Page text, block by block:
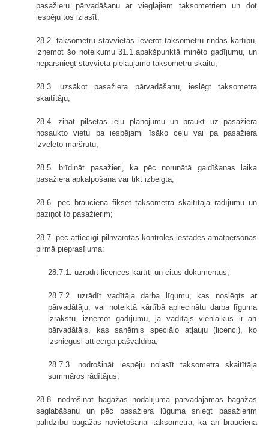
pasažieru pārvadāšanu ar vieglajiem taksometriem un dot
iespēju tos izlasīt;
28.2. taksometru stāvvietās ievērot taksometru rindas kārtību,
izņemot šo noteikumu 31.1.apakšpunktā minēto gadījumu, un
nepārsniegt stāvvietā pieļaujamo taksometru skaitu;
28.3. uzsākot pasažiera pārvadāšanu, ieslēgt taksometra
skaitītāju;
28.4. zināt pilsētas ielu plānojumu un braukt uz pasažiera
nosaukto vietu pa iespējami īsāko ceļu vai pa pasažiera
izvēlēto maršrutu;
28.5. brīdināt pasažieri, ka pēc norunātā gaidīšanas laika
pasažiera apkalpošana var tikt izbeigta;
28.6. pēc brauciena fiksēt taksometra skaitītāja rādījumu un
paziņot to pasažierim;
28.7. pēc attiecīgi pilnvarotas kontroles iestādes amatpersonas
pirmā pieprasījuma:
28.7.1. uzrādīt licences kartīti un citus dokumentus;
28.7.2. uzrādīt vadītāja darba līgumu, kas noslēgts ar
pārvadātāju, vai noteiktā kārtībā apliecinātu darba līguma
izrakstu, izņemot gadījumu, ja vadītājs vienlaikus ir arī
pārvadātājs, kas saņēmis speciālo atļauju (licenci), ko
izsniegusi attiecīgā pašvaldība;
28.7.3. nodrošināt iespēju nolasīt taksometra skaitītāja
summāros rādītājus;
28.8. nodrošināt bagāžas nodalījumā pārvadājamās bagāžas
saglabāšanu un pēc pasažiera lūguma sniegt pasažierim
palīdzību bagāžas novietošanai taksometrā, kā arī brauciena